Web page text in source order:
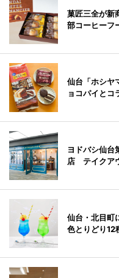
菓匠三全が新
部コーヒーフ
仙台「ホシヤ
ョコパイとコ
ヨドバシ仙台
店 テイクア
仙台・北目町
色とりどり12